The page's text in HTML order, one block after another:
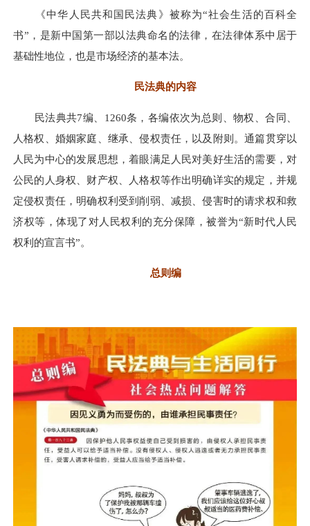
《中华人民共和国民法典》被称为“社会生活的百科全
书”，是新中国第一部以法典命名的法律，在法律体系中居于
基础性地位，也是市场经济的基本法。
民法典的内容
民法典共7编、1260条，各编依次为总则、物权、合同、
人格权、婚姻家庭、继承、侵权责任，以及附则。通篇贯穿以
人民为中心的发展思想，着眼满足人民对美好生活的需要，对
公民的人身权、财产权、人格权等作出明确详实的规定，并规
定侵权责任，明确权利受到削弱、减损、侵害时的请求权和救
济权等，体现了对人民权利的充分保障，被誉为“新时代人民
权利的宣言书”。
总则编